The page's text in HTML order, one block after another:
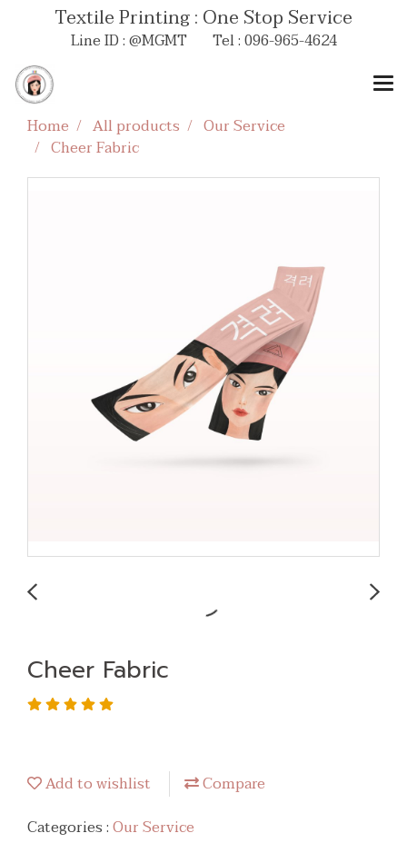
Textile Printing : One Stop Service
Line ID : @MGMT Tel : 096-965-4624
Home All products
Our Service
Cheer Fabric
Cheer Fabric
Add to wishlist
Compare
Categories :Our Service